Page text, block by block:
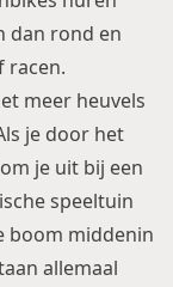
dan rond en
racen.
meer heuvels
je door het
je uit bij een
speeltuin
boom middenin
allemaal